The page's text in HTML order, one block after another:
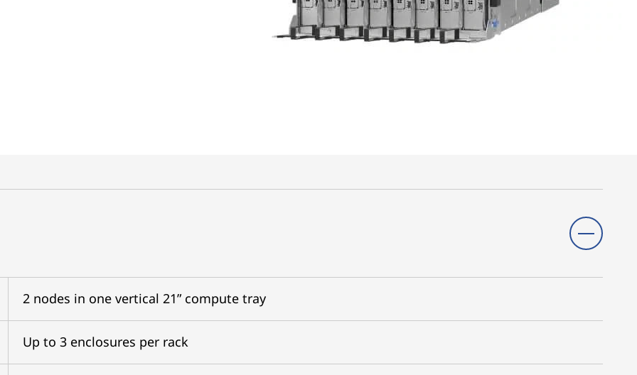
2 nodes in one vertical 21” compute tray
Up to 3 enclosures per rack